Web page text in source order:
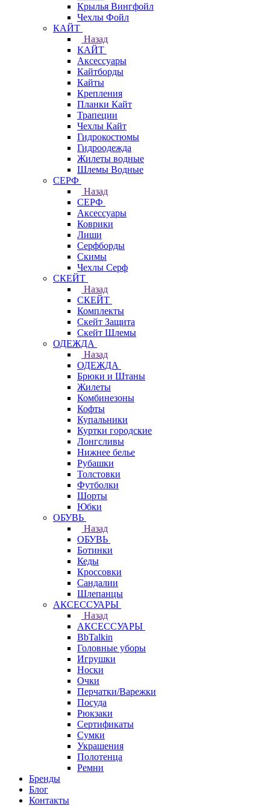
Крылья Вингфойл
Чехлы Фойл
КАЙТ
Назад
КАЙТ
Аксессуары
Кайтборды
Кайты
Крепления
Планки Кайт
Трапеции
Чехлы Кайт
Гидрокостюмы
Гидроодежда
Жилеты водные
Шлемы Водные
СЕРФ
Назад
СЕРФ
Аксессуары
Коврики
Лиши
Серфборды
Скимы
Чехлы Cерф
СКЕЙТ
Назад
СКЕЙТ
Комплекты
Скейт Защита
Скейт Шлемы
ОДЕЖДА
Назад
ОДЕЖДА
Брюки и Штаны
Жилеты
Комбинезоны
Кофты
Купальники
Куртки городские
Лонгсливы
Нижнее белье
Рубашки
Толстовки
Футболки
Шорты
Юбки
ОБУВЬ
Назад
ОБУВЬ
Ботинки
Кеды
Кроссовки
Сандалии
Шлепанцы
АКСЕССУАРЫ
Назад
АКСЕССУАРЫ
BbTalkin
Головные уборы
Игрушки
Носки
Очки
Перчатки/Варежки
Посуда
Рюкзаки
Сертификаты
Сумки
Украшения
Полотенца
Ремни
Бренды
Блог
Контакты